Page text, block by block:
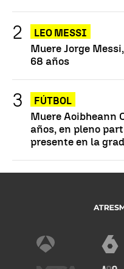
LEO MESSI
Muere Jorge
68 años
FÚTBOL
Muere Aoibheann
años, en pleno
presente en la